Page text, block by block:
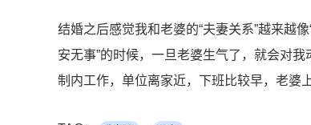
结婚之后感觉我和老婆的“夫妻关系”越来越
安无事”的时候，一旦老婆生气了，就会对我
制内工作，单位离家近，下班比较早，老婆